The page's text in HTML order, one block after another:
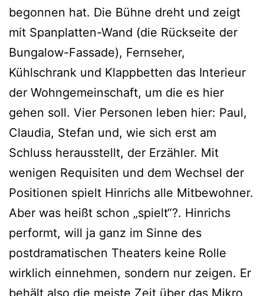
begonnen hat. Die Bühne dreht und zeigt
mit Spanplatten-Wand (die Rückseite der
Bungalow-Fassade), Fernseher,
Kühlschrank und Klappbetten das Interieur
der Wohngemeinschaft, um die es hier
gehen soll. Vier Personen leben hier: Paul,
Claudia, Stefan und, wie sich erst am
Schluss herausstellt, der Erzähler. Mit
wenigen Requisiten und dem Wechsel der
Positionen spielt Hinrichs alle Mitbewohner.
Aber was heißt schon „spielt“?. Hinrichs
performt, will ja ganz im Sinne des
postdramatischen Theaters keine Rolle
wirklich einnehmen, sondern nur zeigen. Er
behält also die meiste Zeit über das Mikro